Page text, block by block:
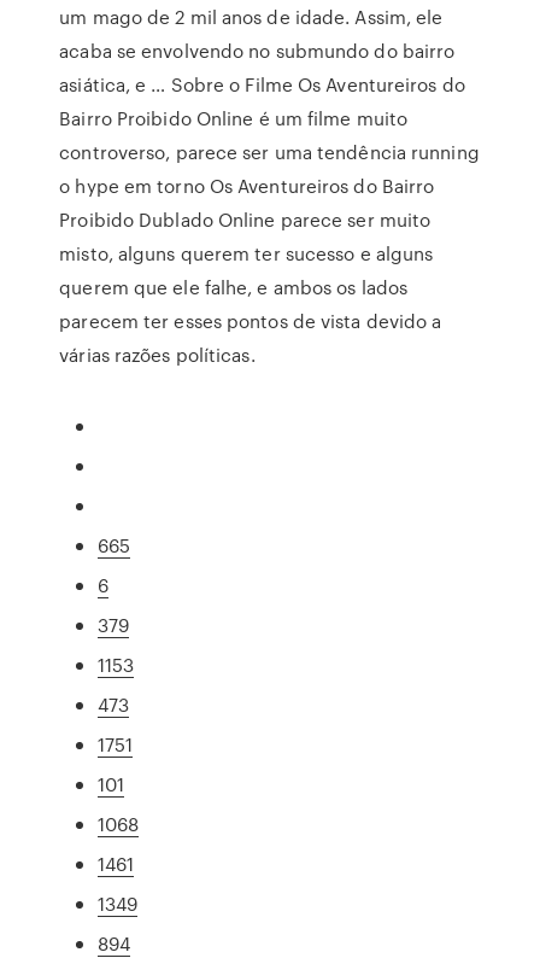
um mago de 2 mil anos de idade. Assim, ele
acaba se envolvendo no submundo do bairro
asiática, e … Sobre o Filme Os Aventureiros do
Bairro Proibido Online é um filme muito
controverso, parece ser uma tendência running
o hype em torno Os Aventureiros do Bairro
Proibido Dublado Online parece ser muito
misto, alguns querem ter sucesso e alguns
querem que ele falhe, e ambos os lados
parecem ter esses pontos de vista devido a
várias razões políticas.
665
6
379
1153
473
1751
101
1068
1461
1349
894